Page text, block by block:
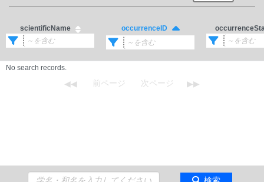
scientificName occurrenceID
No search records.